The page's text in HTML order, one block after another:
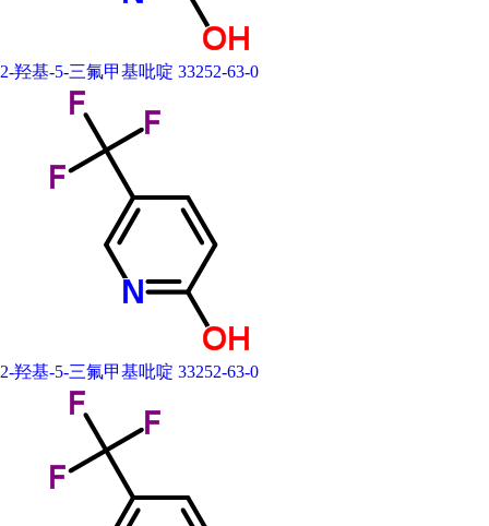
沸 点286.815°C at 760 mmHg
1.423g/cm3
中文别名5-三氟甲基-2-吡啶酮; 5-(三氟甲基)-2-吡啶醇; 2-羟
基-5-(三氟甲基)吡啶
2-羟基-5-三氟甲基吡啶 33252-63-0
2-羟基-5-三氟甲基吡啶 33252-63-0